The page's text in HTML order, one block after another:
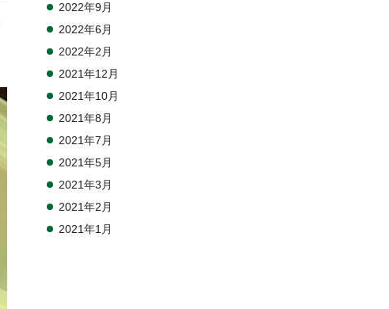
2022年9月
2022年6月
2022年2月
2021年12月
2021年10月
2021年8月
2021年7月
2021年5月
2021年3月
2021年2月
2021年1月